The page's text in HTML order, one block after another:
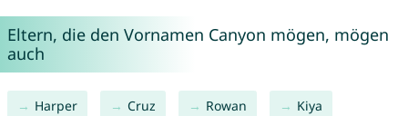
Eltern, die den Vornamen Canyon mögen, mögen
auch
Harper Cruz Rowan Kiya